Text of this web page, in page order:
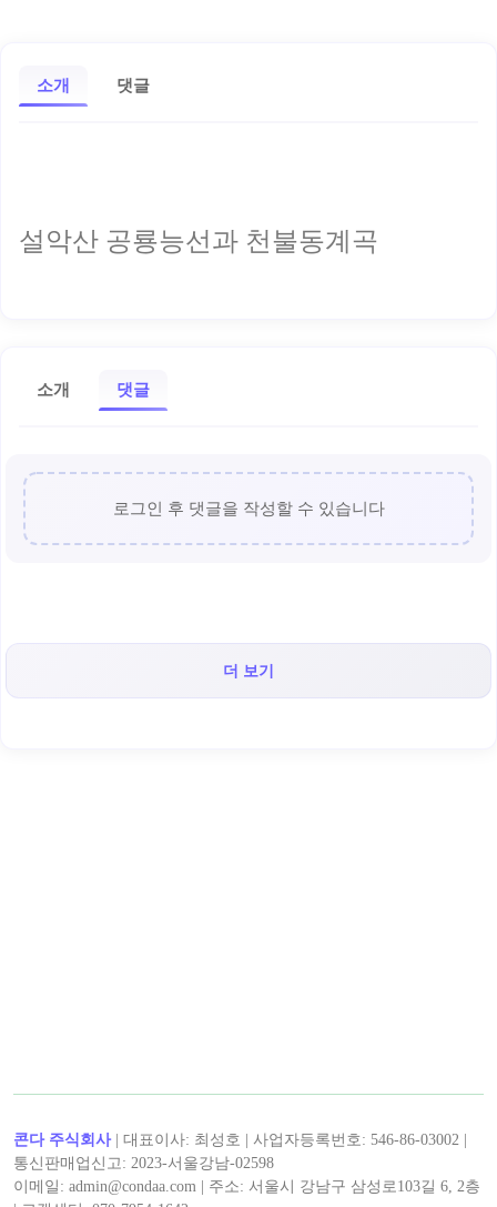
소개 댓글
설악산 공룡능선과 천불동계곡
소개 댓글
로그인 후 댓글을 작성할 수 있습니다
더 보기
콘다 주식회사| 대표이사: 최성호 | 사업자등록번호: 546-86-03002 |
통신판매업신고: 2023-서울강남-02598
이메일: admin@condaa.com | 주소: 서울시 강남구 삼성로103길 6, 2층